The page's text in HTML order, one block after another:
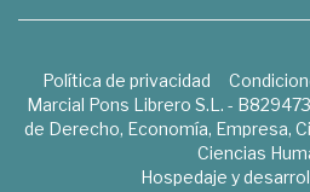
Política de privacidad
Marcial Pons Librero S.L. -
de Derecho, Economía, Empresa,
Ciencias
Hospedaje y